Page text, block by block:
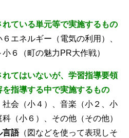
れている単元等で実施するもの
エネルギー（電気の利用）、
６（町の魅力PR大作戦）
れてはいないが、学習指導要領
指導する中で実施するもの
会（小４）、音楽（小２、小
（小６）、その他（その他）
言語（図などを使って表現しそ